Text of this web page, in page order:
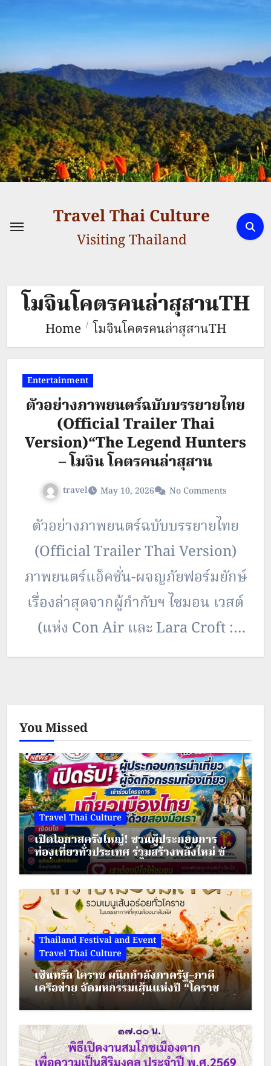
content
Travel Thai Culture
Visiting Thailand
โมจินโคตรคนล่าสุสานTH
Home โมจินโคตรคนล่าสุสานTH
Entertainment
ตัวอย่างภาพยนตร์ฉบับบรรยายไทย
(Official Trailer Thai
Version)“The Legend Hunters
– โมจิน โคตรคนล่าสุสาน
travel May 10, 2026 No Comments
ตัวอย่างภาพยนตร์ฉบับบรรยายไทย
(Official Trailer Thai Version)
ภาพยนตร์แอ็คชั่น-ผจญภัยฟอร์มยักษ์
เรื่องล่าสุดจากผู้กำกับฯ ไซมอน เวสต์
(แห่ง Con Air และ Lara Croft :
Tomb Raider) และ ซูเปอร์สตาร์ จาง
You Missed
Travel Thai Culture
เปิดโอกาสครั้งใหญ่! ชวนผู้ประกอบการ
ท่องเที่ยวทั่วประเทศ ร่วมสร้างพลังใหม่ ขับ
เคลื่อนเศรษฐกิจชุมชนไทย
Thailand Festival and Event
Travel Thai Culture
เซ็นทรัล โคราช ผนึกกำลังภาครัฐ–ภาคี
เครือข่าย จัดมหกรรมเส้นแห่งปี “โคราช
เมืองมีเส้น” ดัน “ผัดหมี่ดัง–ขนมจีนแซ่บ” สู่
Soft Power เมืองย่าโม